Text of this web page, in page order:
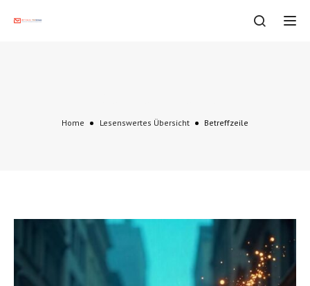
Home Lesenswertes Übersicht Betreffzeile